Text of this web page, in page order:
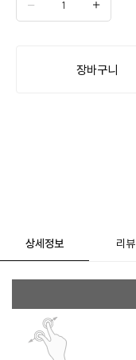
장바구니
상세정보 리뷰